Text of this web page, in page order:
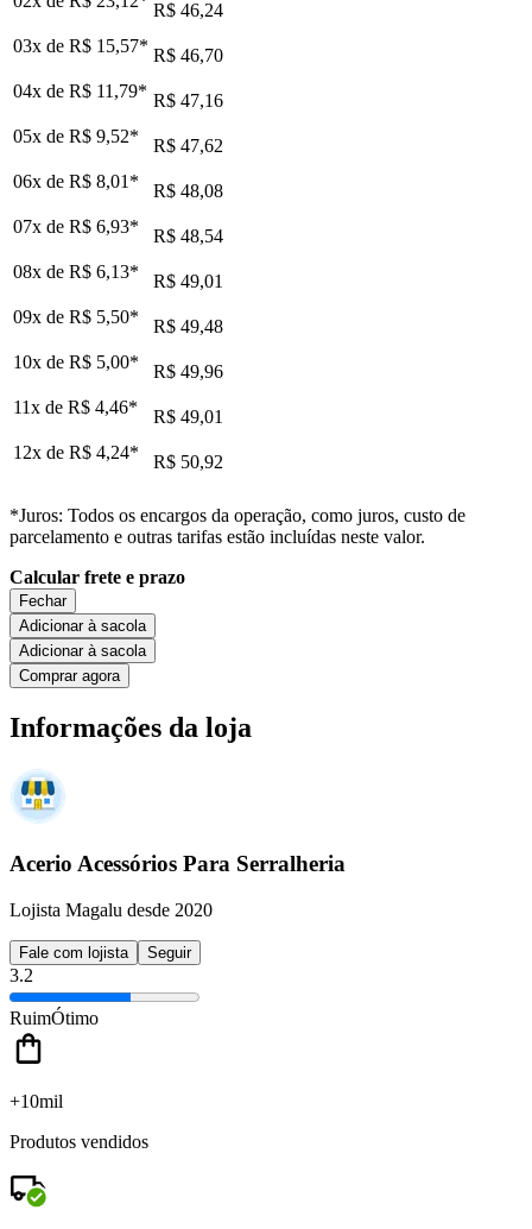
R$ 46,24
03x de R$ 15,57* R$ 46,70
04x de R$ 11,79* R$ 47,16
05x de R$ 9,52*
R$ 47,62
06x de R$ 8,01 *
R$ 48,08
07x de R$ 6,93*
R$ 48,54
08x de R$ 6,13*
R$ 49,01
09x de R$ 5,50*
R$ 49,48
10x de R$ 5,00*
R$ 49,96
11x de R$ 4,46*
R$ 49,01
12x de R$ 4,24* R$ 50,92
*Juros: Todos os encargos da operação, como juros, custo de
parcelamento e outras tarifas estão incluídas neste valor.
Calcular frete e prazo
Fechar
Adicionar à sacola
Adicionar à sacola
Comprar agora
Informações da loja
Acerio Acessórios Para Serralheria
Lojista Magalu desde 2020
Fale com lojista Seguir
3.2
RuimÓtimo
+10mil
Produtos vendidos